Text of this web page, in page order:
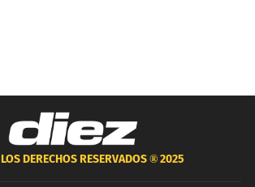
DERECHOS RESERVADOS ®2025